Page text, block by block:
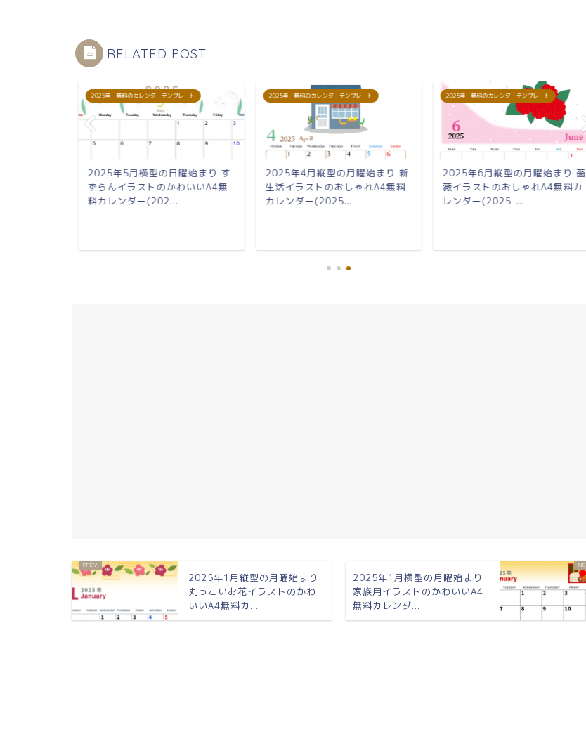
RELATED POST
2025年・無料のカレンダーテンプレート
2025年5月横型の日曜始まり す
ずらんイラストのかわいいA4無
料カレンダー(202...
2025年・無料のカレンダーテンプレート
2025年4月縦型の月曜始まり 新
生活イラストのおしゃれA4無料
カレンダー(2025...
2025年・無料のカレンダーテンプレート
2025年6月縦型の月曜始まり 薔
薇イラストのおしゃれA4無料カ
レンダー(2025-...
2025年1月縦型の月曜始まり
丸っこいお花イラストのかわ
いいA4無料カ...
2025年1月横型の月曜始まり
家族用イラストのかわいいA4
無料カレンダ...